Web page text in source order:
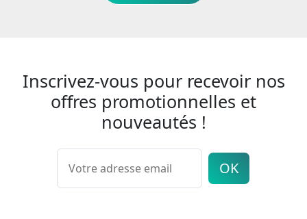
Inscrivez-vous pour recevoir nos
offres promotionnelles et
nouveautés !
OK